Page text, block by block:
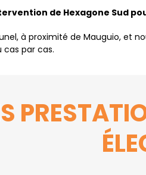
de Hexagone Sud
à proximité de Mauguio, et
par cas.